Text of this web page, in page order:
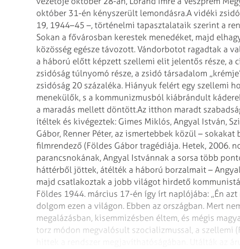
október 31-én kényszerült lemondásra.A vidéki
19, 1944–45 –, történelmi tapasztalataik szerint a
Sokan a fővárosban kerestek menedéket, majd
közösség egésze távozott. Vándorbotot ragadtak a
a háború előtt képzett szellemi elit jelentős része, a
zsidóság túlnyomó része, a zsidó társadalom
zsidóság 20 százaléka. Hiányuk felért egy szellemi
menekülők, s a kommunizmusból kiábrándult
a maradás mellett döntött.Az itthon maradt
ítéltek és kivégeztek: Gimes Miklós, Angyal István,
Gábor, Renner Péter, az ismertebbek közül –
filmrendező (Földes Gábor tragédiája. Hetek, 2006.
parancsnokának, Angyal Istvánnak a sorsa több
háttérből jöttek, átélték a háború borzalmait –
majd csatlakoztak a jobb világot hirdető
Földes 1944. március 17-én így írt naplójába: „Én
dolgom ezen a világon. Ebben az országban. Mert
megalázásban, kisemmizésben éltem, és mégis
torz módon megvalósult szocializmussal, a szellemi